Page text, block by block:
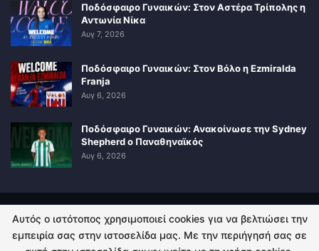
Ποδόσφαιρο Γυναικών: Στον Αστέρα Τρίπολης η
Αντωνία Νίκα
Αυγ 7, 2026
Ποδόσφαιρο Γυναικών: Στον Βόλο η Ezmiralda
Franja
Αυγ 6, 2026
Ποδόσφαιρο Γυναικών: Ανακοίνωσε την Sydney
Shepherd ο Παναθηναϊκός
Αυγ 6, 2026
ΠΟΛΙΤΙΚΗ ΑΠΟΡΡΗΤΟΥ ΕΠΙΚΟΙΝΩΝΙΑ
Αυτός ο ιστότοπος χρησιμοποιεί cookies για να βελτιώσει την
εμπειρία σας στην ιστοσελίδα μας. Με την περιήγησή σας σε